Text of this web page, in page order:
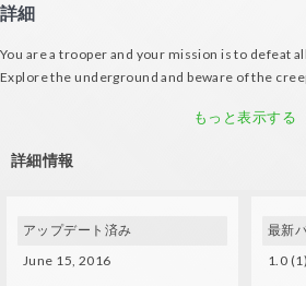
詳細
You are a trooper and your mission is to defeat
Explore the underground and beware of the
もっと表示する
詳細情報
アップデート済み
June 15, 2016
最新
1.0 (1)